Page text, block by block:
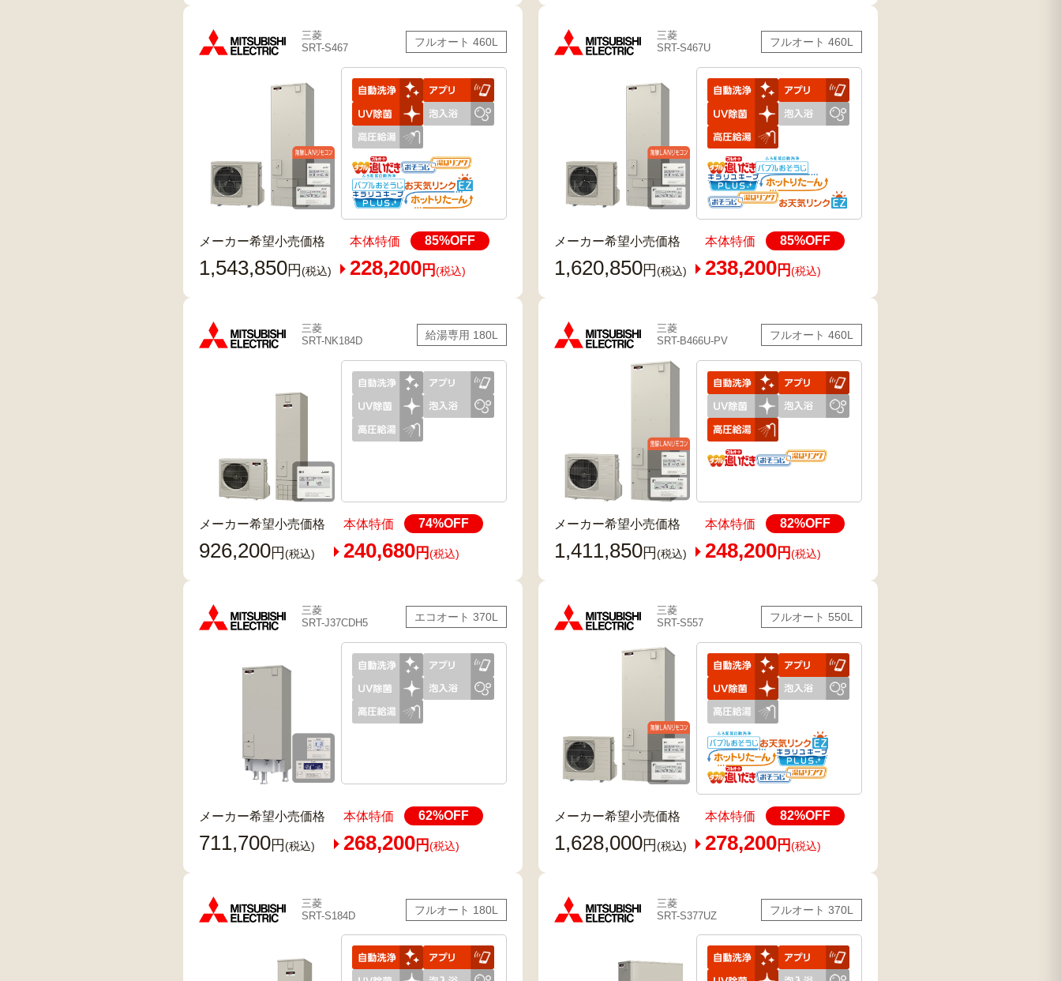
三菱
SRT-S467
フルオート 460L
メーカー希望小売価格
1,543,850円(税込)
本体特価 85%OFF
228,200 円(税込)
三菱
SRT-S467U
フルオート 460L
メーカー希望小売価格
1,620,850円(税込)
本体特価 85%OFF
238,200 円(税込)
三菱
SRT-NK184D
給湯専用 180L
メーカー希望小売価格
926,200円(税込)
本体特価 74%OFF
240,680 円(税込)
三菱
SRT-B466U-PV
フルオート 460L
メーカー希望小売価格
1,411,850円(税込)
本体特価 82%OFF
248,200 円(税込)
三菱
SRT-J37CDH5
エコオート 370L
メーカー希望小売価格
711,700円(税込)
本体特価 62%OFF
268,200 円(税込)
三菱
SRT-S557
フルオート 550L
メーカー希望小売価格
1,628,000円(税込)
本体特価 82%OFF
278,200 円(税込)
三菱
SRT-S184D
フルオート 180L
三菱
SRT-S377UZ
フルオート 370L